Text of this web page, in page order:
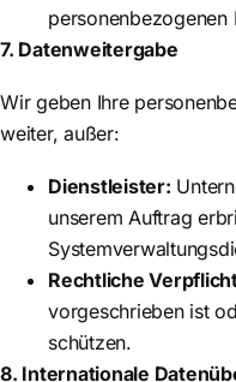
personenbezogenen
7. Datenweitergabe
Wir geben Ihre
weiter, außer:
Dienstleister:
unserem Auftrag
Rechtliche
vorgeschrieben ist
schützen.
8. Internationale